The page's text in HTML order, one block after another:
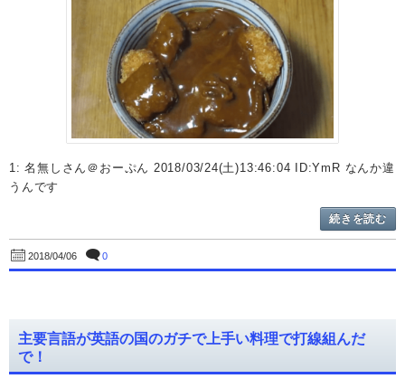
1: 名無しさん＠おーぷん 2018/03/24(土)13:46:04 ID:YmR なんか違
うんです
続きを読む
2018/04/06 0
主要言語が英語の国のガチで上手い料理で打線組んだ
で！